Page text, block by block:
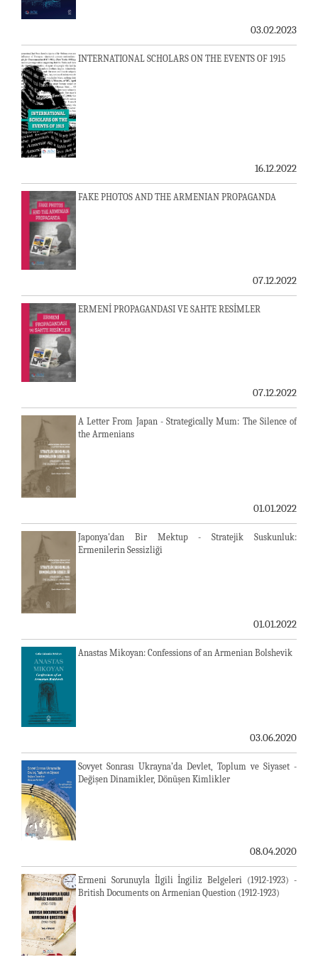
03.02.2023
INTERNATIONAL SCHOLARS ON THE EVENTS OF 1915
16.12.2022
FAKE PHOTOS AND THE ARMENIAN PROPAGANDA
07.12.2022
ERMENİ PROPAGANDASI VE SAHTE RESİMLER
07.12.2022
A Letter From Japan - Strategically Mum: The Silence of
the Armenians
01.01.2022
Japonya'dan Bir Mektup - Stratejik Suskunluk:
Ermenilerin Sessizliği
01.01.2022
Anastas Mikoyan: Confessions of an Armenian Bolshevik
03.06.2020
Sovyet Sonrası Ukrayna’da Devlet, Toplum ve Siyaset -
Değişen Dinamikler, Dönüşen Kimlikler
08.04.2020
Ermeni Sorunuyla İlgili İngiliz Belgeleri (1912-1923) -
British Documents on Armenian Question (1912-1923)